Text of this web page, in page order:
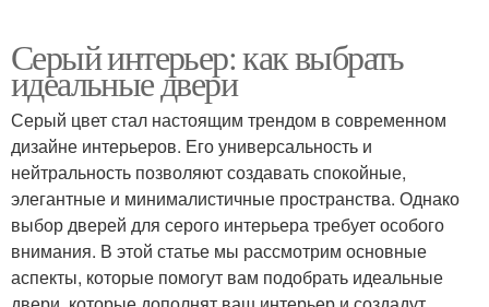
Серый интерьер: как выбрать
идеальные двери
Серый цвет стал настоящим трендом в современном
дизайне интерьеров. Его универсальность и
нейтральность позволяют создавать спокойные,
элегантные и минималистичные пространства. Однако
выбор дверей для серого интерьера требует особого
внимания. В этой статье мы рассмотрим основные
аспекты, которые помогут вам подобрать идеальные